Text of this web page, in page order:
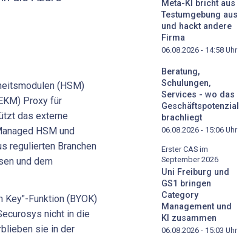
(HSM)
Proxy für
das externe
HSM und
regulierten Branchen
und dem
Key"-Funktion (BYOK)
nicht in die
sie in der
Meta-KI bricht aus
Testumgebung aus
und hackt andere
Firma
06.08.2026 - 14:58 Uhr
Beratung,
Schulungen,
Services - wo das
Geschäftspotenzial
brachliegt
06.08.2026 - 15:06 Uhr
Erster CAS im
September 2026
Uni Freiburg und
GS1 bringen
Category
Management und
KI zusammen
06.08.2026 - 15:03 Uhr